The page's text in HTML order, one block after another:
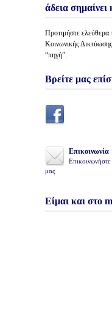
άδεια σημαίνει
Προτιμήστε
Κοινωνικής
“πηγή”.
Βρείτε μας
Επικοινωνία
Επικοινωνήστε
μας
Είμαι και στο